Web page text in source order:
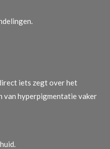
iets zegt over het
van hyperpigmentatie vaker